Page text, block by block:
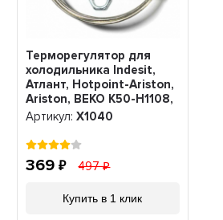
Терморегулятор для
холодильника Indesit,
Атлант, Hotpoint-Ariston,
Ariston, BEKO K50-H1108,
Х1040
Артикул:Х1040
369 497
Купить в 1 клик